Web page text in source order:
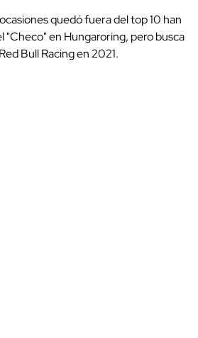
quedó fuera del top 10 han
"Checo" en Hungaroring, pero busca
Bull Racing en 2021.